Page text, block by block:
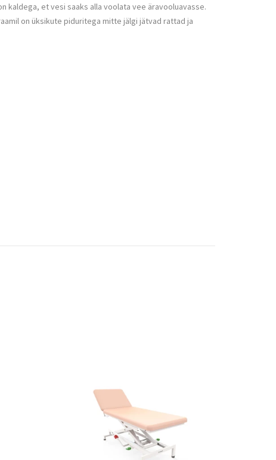
kaldega, et vesi saaks alla voolata vee äravooluavasse.
on üksikute piduritega mitte jälgi jätvad rattad ja